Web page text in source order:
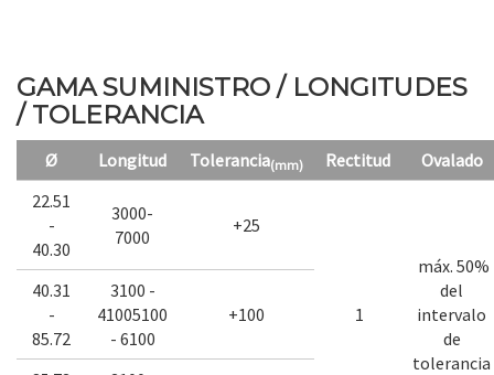
GAMA SUMINISTRO / LONGITUDES
/ TOLERANCIA
Ø Longitud Tolerancia(mm) Rectitud
Ovalado
22.51
-
40.30
3000-
7000
+25
1
máx. 50%
del
intervalo
de
tolerancia
40.31
-
85.72
3100 -
41005100
- 6100
+100